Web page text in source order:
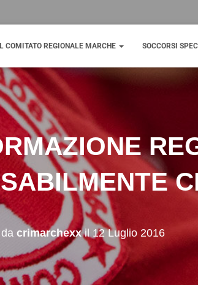
IL COMITATO REGIONALE MARCHE SOCCORSI
crimarchexxil 12 Luglio 2016